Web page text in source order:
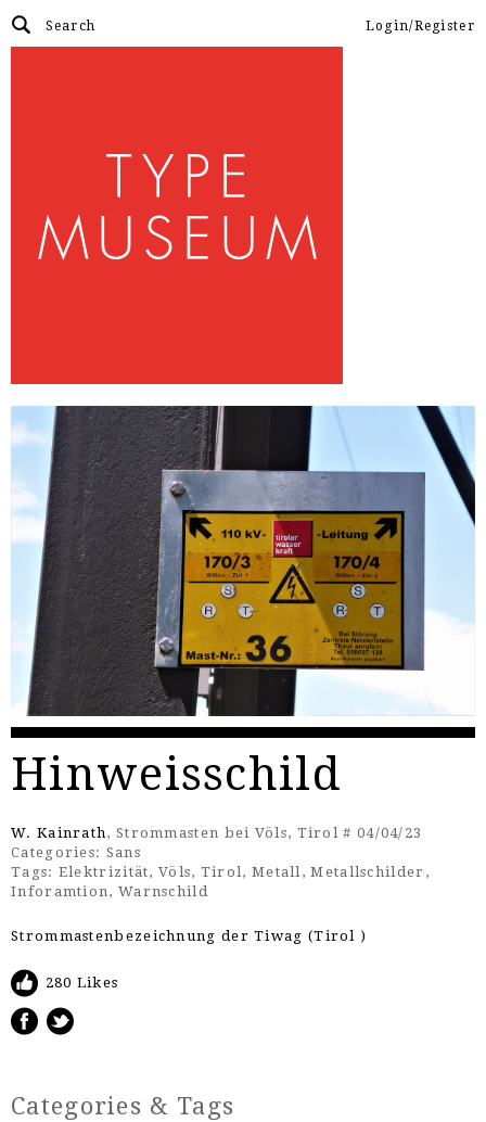
Login/Register
Hinweisschild
W. Kainrath, Strommasten bei Völs, Tirol # 04/04/23
Categories: Sans
Tags: Elektrizität,Völs, Tirol, Metall,Metallschilder ,
Inforamtion, Warnschild
Strommastenbezeichnung der Tiwag (Tirol )
280 Likes
Categories & Tags